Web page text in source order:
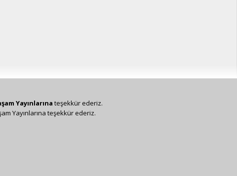
Yayınlarına teşekkür ederiz.
Yayınlarına teşekkür ederiz.